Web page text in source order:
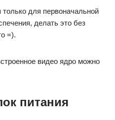
для первоначальной
делать это без
=).
видео ядро можно
питания